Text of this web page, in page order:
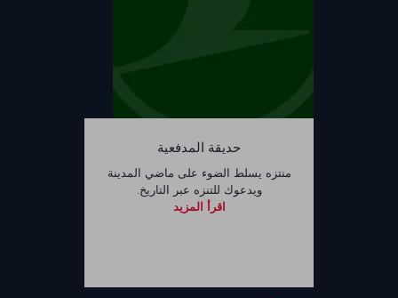
حديقة المدفعية
منتزه يسلط الضوء على ماضي المدينة
ويدعوك للتنزه عبر التاريخ.
اقرأ المزيد